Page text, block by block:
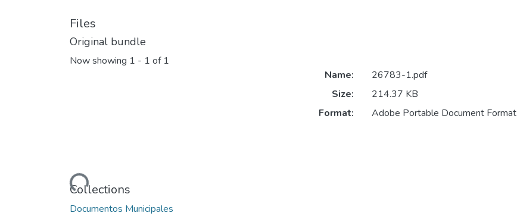
Files
Original bundle
Now showing 1 - 1 of 1
Loading...
Name:
26783-1.pdf
Size:
214.37 KB
Format:
Adobe Portable Document Format
Collections
Documentos Municipales